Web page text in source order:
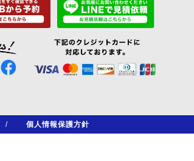
/ 個人情報保護方針